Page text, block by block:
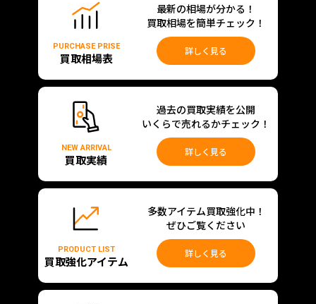
PURCHASE PRISE
買取相場表
最新の相場が分かる！
買取相場を簡単チェック！
詳しく見る
NEW ARRIVAL
買取実績
過去の買取実績を公開
いくらで売れるかチェック！
詳しく見る
PRODUCT LIST
買取強化アイテム
多数アイテム買取強化中！
ぜひご覧ください
詳しく見る